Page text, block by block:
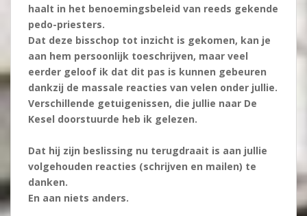
haalt in het benoemingsbeleid van reeds gekende
pedo-priesters.
Dat deze bisschop tot inzicht is gekomen, kan je
aan hem persoonlijk toeschrijven, maar veel
eerder geloof ik dat dit pas is kunnen gebeuren
dankzij de massale reacties van velen onder jullie.
Verschillende getuigenissen, die jullie naar De
Kesel doorstuurde heb ik gelezen.
Dat hij zijn beslissing nu terugdraait is aan jullie
volgehouden reacties (schrijven en mailen) te
danken.
En aan niets anders.